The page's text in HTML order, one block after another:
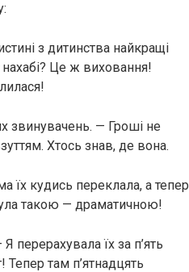
з дитинства найкращі
Це ж виховання!
звинувачень. — Гроші не
Хтось знав, де вона.
їх кудись переклала, а тепер
такою — драматичною!
їх за п’ять
там п’ятнадцять